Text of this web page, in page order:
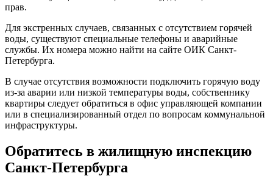
прав.
Для экстренных случаев, связанных с отсутствием горячей
воды, существуют специальные телефоны и аварийные
службы. Их номера можно найти на сайте ОИК Санкт-
Петербурга.
В случае отсутствия возможности подключить горячую воду
из-за аварии или низкой температуры воды, собственнику
квартиры следует обратиться в офис управляющей компании
или в специализированный отдел по вопросам коммунальной
инфраструктуры.
Обратитесь в жилищную инспекцию
Санкт-Петербурга